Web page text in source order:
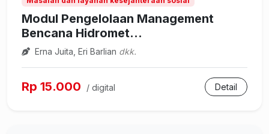
Modul Pengelolaan Management
Bencana Hidromet...
Erna Juita, Eri Barlian dkk.
Rp 15.000 / digital Detail